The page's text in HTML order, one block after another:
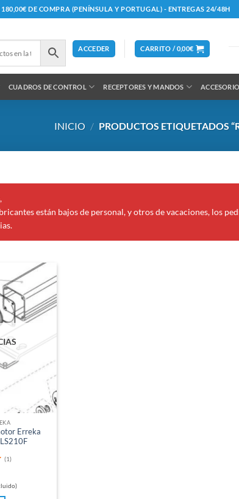
DE COMPRA (PENÍNSULA Y PORTUGAL) - ENTREGAS 24/48H
ACCEDER CARRITO /0,00€
CUADROS DE CONTROL RECEPTORES Y MANDOS
INICIO / PRODUCTOS ETIQUETADOS
están bajos de personal, y otros de vacaciones, los
Erreka
(1)